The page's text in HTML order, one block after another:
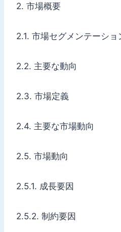
2. 市場概要
2.1. 市場セグメンテーショ
2.2. 主要な動向
2.3. 市場定義
2.4. 主要な市場動向
2.5. 市場動向
2.5.1. 成長要因
2.5.2. 制約要因